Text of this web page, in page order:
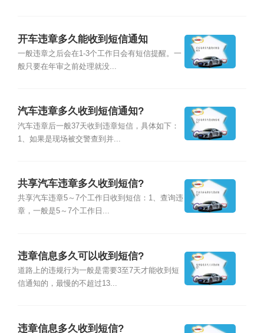
开车违章多久能收到短信通知
一般违章之后会在1-3个工作日会有短信提醒。一
般只要在年审之前处理就没...
汽车违章多久收到短信通知?
汽车违章后一般37天收到违章短信，具体如下：
1、如果是现场被交警查到并...
共享汽车违章多久收到短信?
共享汽车违章5～7个工作日收到短信：1、查询违
章，一般是5～7个工作日...
违章信息多久可以收到短信?
道路上的违规行为一般是需要3至7天才能收到短
信通知的，最慢的不超过13...
违章信息多久收到短信?